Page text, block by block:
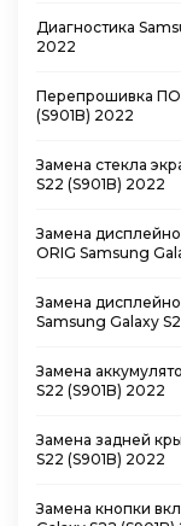
Диагностика
2022
Перепрошивка ПО
(S901B) 2022
Замена стекла
S22 (S901B) 2022
Замена
ORIG Samsung
Замена
Samsung Galaxy
Замена
S22 (S901B) 2022
Замена задней
S22 (S901B) 2022
Замена кнопки